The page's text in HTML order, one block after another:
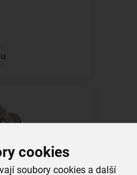
cookies
soubory cookies a další
3,5 cm 60 ks